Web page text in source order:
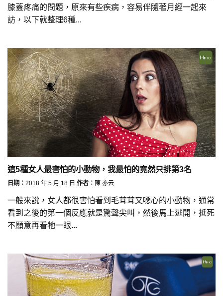
膝蓋疼痛的問題，原來有些疾病，容易伴隨著月經一起來
訪，以下就整理6種...
這5種女人最害怕的小動物，我最怕的竟然只排第3名
日期： 2018 年 5 月 18 日 作者： 陳 亦云
一般來說，女人都很害怕看到毛茸茸又噁心的小動物，通常
看到之後的第一個反應就是驚聲尖叫，然後馬上逃開，抵死
不願意再看牠一眼...